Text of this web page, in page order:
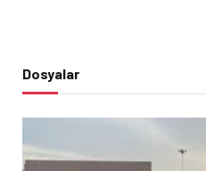
Dosyalar